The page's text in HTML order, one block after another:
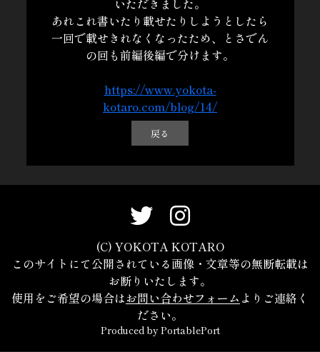
いただきました。
あれこれ書いたり載せたりしようとしたら
一回で載せきれなくなったため、とさでん
の回も前編後編で分けます。
https://www.yokota-
kotaro.com/blog/14/
戻る
(C) YOKOTA KOTARO
このサイトにて公開されている画像・文章等の無断転載は
お断りいたします。
使用をご希望の場合はお問い合わせフォーム よりご連絡く
ださい。
Produced byPortablePort